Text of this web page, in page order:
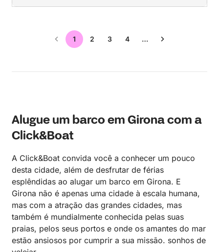
1 2 3 4 …
Alugue um barco em Girona com a
Click&Boat
A Click&Boat convida você a conhecer um pouco
desta cidade, além de desfrutar de férias
esplêndidas ao alugar um barco em Girona. E
Girona não é apenas uma cidade à escala humana,
mas com a atração das grandes cidades, mas
também é mundialmente conhecida pelas suas
praias, pelos seus portos e onde os amantes do mar
estão ansiosos por cumprir a sua missão. sonhos de